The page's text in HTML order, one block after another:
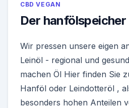
CBD VEGAN
Der hanfölspeicher
Wir pressen unsere eigen
Leinöl - regional und
machen Öl Hier finden Sie
Hanföl oder Leindotteröl ,
besonders hohen Anteilen